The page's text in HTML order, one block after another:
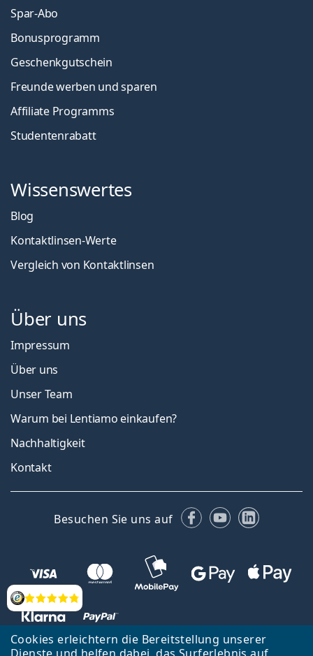
Cookies erleichtern die Bereitstellung unserer
Bewertung
Spar-Abo
Bonusprogramm
Geschenkgutschein
Freunde werben und sparen
Affiliate Programms
Studentenrabatt
Wissenswertes
Blog
Kontaktlinsen-Werte
Vergleich von Kontaktlinsen
Über uns
Impressum
Über uns
Unser Team
Warum bei Lentiamo einkaufen?
Nachhaltigkeit
Kontakt
Besuchen Sie uns auf Facebook
YouTubeLinkedIn